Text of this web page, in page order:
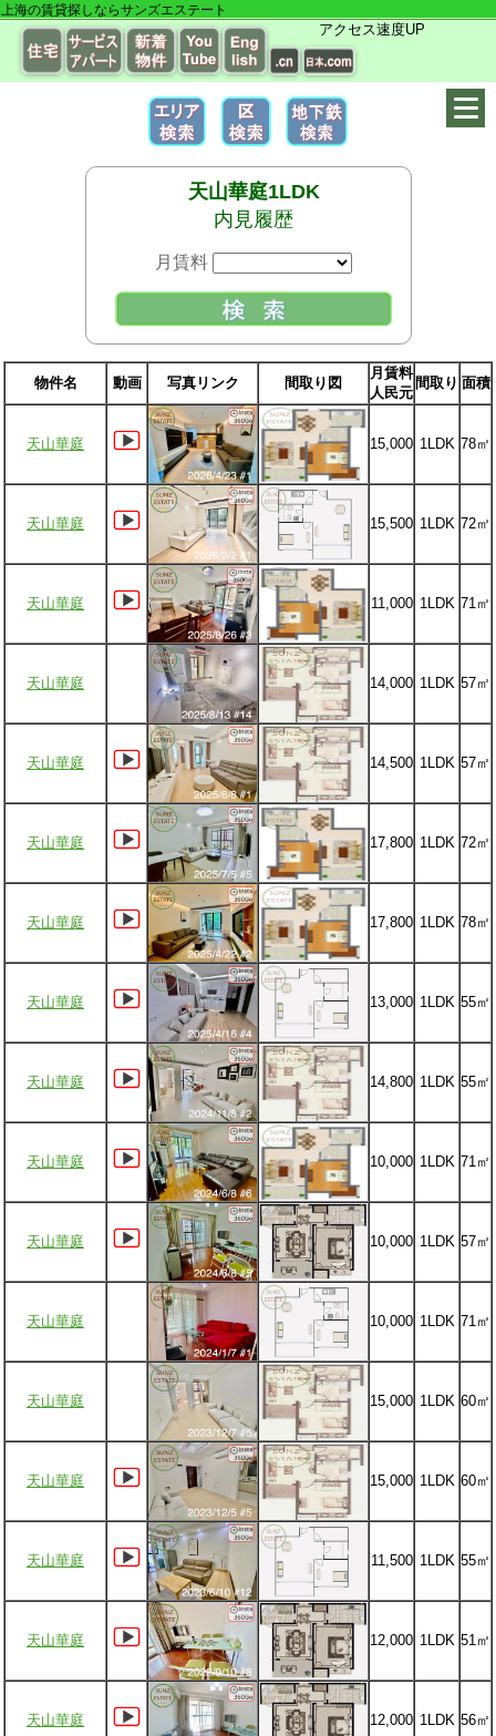
上海の賃貸探しならサンズエステート
アクセス速度UP
天山華庭1LDK
内見履歴
月賃料
物件名 動画 写真リンク 間取り図
月賃料
人民元
間取り 面積
天山華庭 15,000 1LDK 78㎡
天山華庭 15,500 1LDK 72㎡
天山華庭 11,000 1LDK 71㎡
天山華庭 14,000 1LDK 57㎡
天山華庭 14,500 1LDK 57㎡
天山華庭 17,800 1LDK 72㎡
天山華庭 17,800 1LDK 78㎡
天山華庭 13,000 1LDK 55㎡
天山華庭 14,800 1LDK 55㎡
天山華庭 10,000 1LDK 71㎡
天山華庭 10,000 1LDK 57㎡
天山華庭 10,000 1LDK 71㎡
天山華庭 15,000 1LDK 60㎡
天山華庭 15,000 1LDK 60㎡
天山華庭 11,500 1LDK 55㎡
天山華庭 12,000 1LDK 51㎡
天山華庭 12,000 1LDK 56㎡